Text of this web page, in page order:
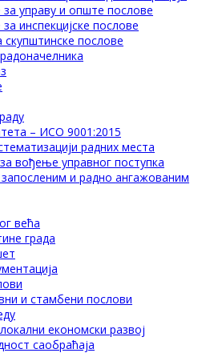
управу и опште послове
инспекцијске послове
послове
– ИСО 9001:2015
радних места
вођење управног поступка
и радно ангажованим
већа
града
и стамбени послови
економски развој
саобраћаја